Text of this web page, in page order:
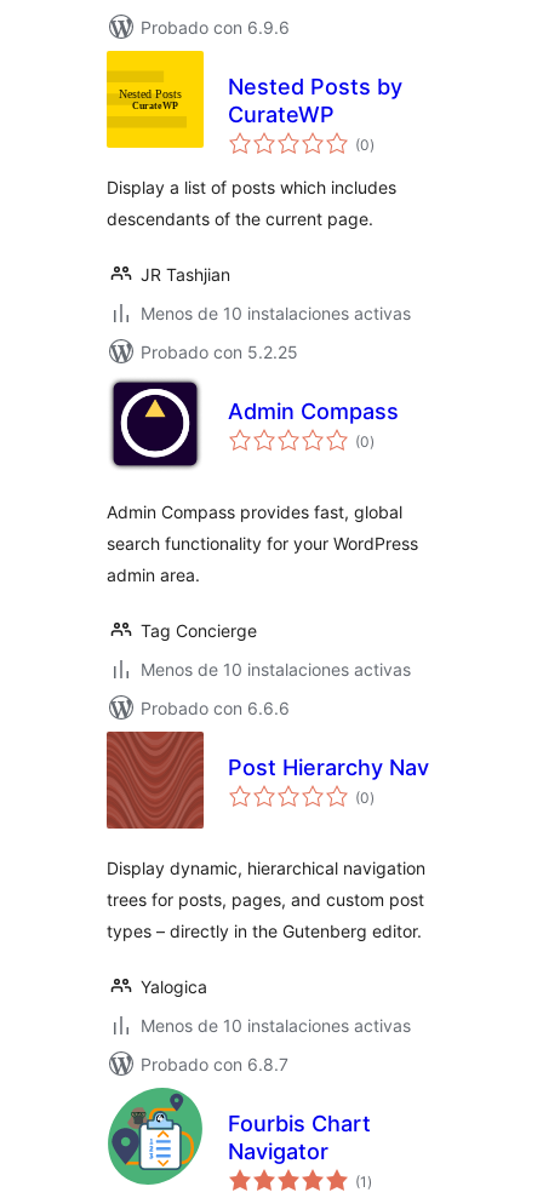
Probado con 6.9.6
Nested Posts by
CurateWP
(0total
de
)
Display a list of posts which includes
descendants of the current page.
JR Tashjian
Menos de 10 instalaciones activas
Probado con 5.2.25
Admin Compass
(0total
de
)
Admin Compass provides fast, global
search functionality for your WordPress
admin area.
Tag Concierge
Menos de 10 instalaciones activas
Probado con 6.6.6
Post Hierarchy Nav
(0total
de
)
Display dynamic, hierarchical navigation
trees for posts, pages, and custom post
types – directly in the Gutenberg editor.
Yalogica
Menos de 10 instalaciones activas
Probado con 6.8.7
Fourbis Chart
Navigator
(1 total
de
)